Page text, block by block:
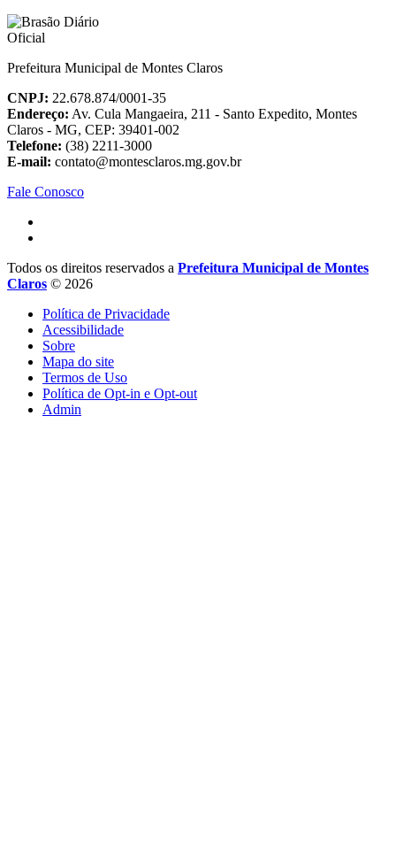
Prefeitura Municipal de Montes Claros
CNPJ: 22.678.874/0001-35
Endereço: Av. Cula Mangaeira, 211 - Santo Expedito, Montes
Claros - MG, CEP: 39401-002
Telefone: (38) 2211-3000
E-mail: contato@montesclaros.mg.gov.br
Fale Conosco
Todos os direitos reservados a Prefeitura Municipal de Montes
Claros © 2026
Política de Privacidade
Acessibilidade
Sobre
Mapa do site
Termos de Uso
Política de Opt-in e Opt-out
Admin